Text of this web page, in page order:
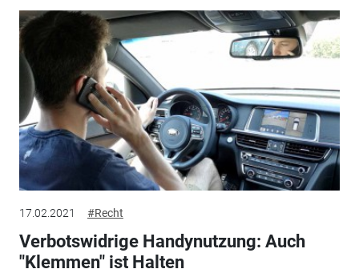
17.02.2021 #Recht
Verbotswidrige Handynutzung: Auch
"Klemmen" ist Halten